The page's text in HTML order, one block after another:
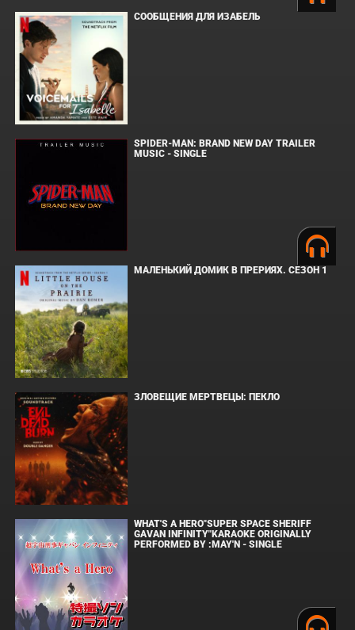
СООБЩЕНИЯ ДЛЯ ИЗАБЕЛЬ
SPIDER-MAN: BRAND NEW DAY TRAILER
MUSIC - SINGLE
МАЛЕНЬКИЙ ДОМИК В ПРЕРИЯХ. СЕЗОН 1
ЗЛОВЕЩИЕ МЕРТВЕЦЫ: ПЕКЛО
WHAT'S A HERO"SUPER SPACE SHERIFF
GAVAN INFINITY"KARAOKE ORIGINALLY
PERFORMED BY :MAY'N - SINGLE